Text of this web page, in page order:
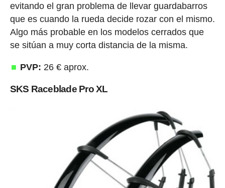
evitando el gran problema de llevar guardabarros
que es cuando la rueda decide rozar con el mismo.
Algo más probable en los modelos cerrados que
se sitúan a muy corta distancia de la misma.
PVP: 26 € aprox.
SKS Raceblade Pro XL